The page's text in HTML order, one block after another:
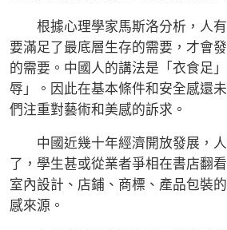
根據心理學家馬斯洛分析，人有
要滿足了最底層生存的需要，才會
的需要。中國人的講法是「衣食足
辱」。因此在基本條件和安全感還
們注重對藝術和美感的訴求。
中國近幾十年經濟開放發展，人
了，學生甚或從業者爭相在書店翻
室內設計、店鋪、商標、產品包裝
感來源。